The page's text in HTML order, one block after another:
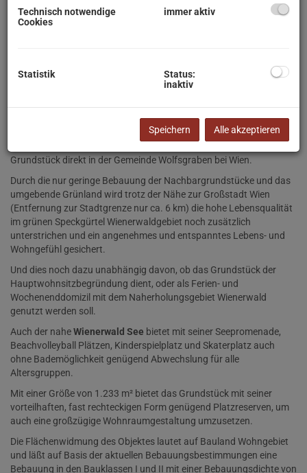
Grundstück direkt in der Gemeinde Wolfsgraben bei Wien.
Durch die nur geringe Bebauung der Nachbargrundstücke und das
umgebende Grünland wird trotz der Nähe zur Großstadt Wien
(Entfernung zur Stadtgrenze nur ca. 6 km) die hohe Lebensqualität
im grünen Speckgürtel Wienerwaldgebiet noch zusätzlich
unterstrichen und ein angenehmes und entspanntes Lebens- und
Wohngefühl gesichert.
Und dies noch dazu unabhängig davon, ob das Grundstück der
Hauptwohnsitzbegründung dient, oder als Ferien- und
Wochenenddomizil mit dem Naherholungsgebiet Wienerwald
genutzt werden soll.
Auch der naheWienerwald See bietet mit seiner Seepromenade,
Beachvolleyball Plätzen, Kinderspielplatz und Skaterplatz auch
ohne Bademöglichkeit genügend Abwechslung für alle
Altersgruppen.
Mit einer Größe von 1.233 m² bietet das Grundstück mit seiner
vorteilhaften, fast rechteckigen Form genügend Platzreserven, um
auch eine großzügige Wohnraumgestaltung umzusetzen.
Die Flächenwidmung des Objektes lautet auf Bauland Wohngebiet
und läßt auf Basis der aktuellen Bebauungsbestimmungen eine
Bebauung in den Bauklassen I und II mit einer Bebauungsdichte von
Technisch notwendige
Cookies
immer aktiv
Statistik
Status:
inaktiv
Speichern Alle akzeptieren